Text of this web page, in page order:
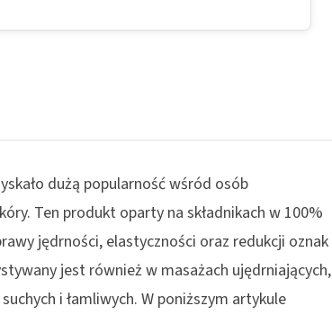
dużą popularność wśród osób
Ten produkt oparty na składnikach w 100%
jędrności, elastyczności oraz redukcji oznak
jest również w masażach ujędrniających,
i łamliwych. W poniższym artykule